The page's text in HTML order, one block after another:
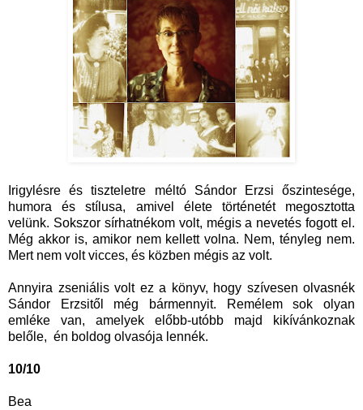
Irigylésre és tiszteletre méltó Sándor Erzsi őszintesége,
humora és stílusa, amivel élete történetét megosztotta
velünk. Sokszor sírhatnékom volt, mégis a nevetés fogott el.
Még akkor is, amikor nem kellett volna. Nem, tényleg nem.
Mert nem volt vicces, és közben mégis az volt.
Annyira zseniális volt ez a könyv, hogy szívesen olvasnék
Sándor Erzsitől még bármennyit. Remélem sok olyan
emléke van, amelyek előbb-utóbb majd kikívánkoznak
belőle, én boldog olvasója lennék.
10/10
Bea